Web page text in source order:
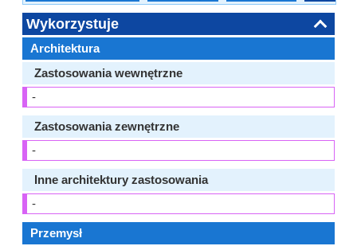
Wykorzystuje
Architektura
Zastosowania wewnętrzne
-
Zastosowania zewnętrzne
-
Inne architektury zastosowania
-
Przemysł